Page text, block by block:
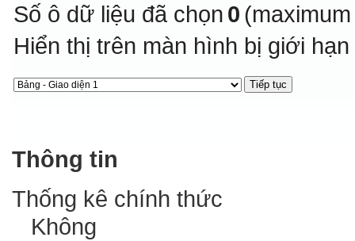
Số ô dữ liệu đã chọn 0
Hiển thị trên màn hình bị giới
Thông tin
Thống kê chính thức
Không